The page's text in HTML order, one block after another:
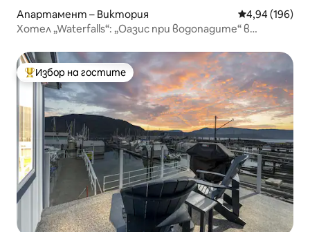
Апартамент – Виктория Средна
4,94 (196)
Хотел „Waterfalls“: „Оазис при водопадите“ в
Най-популярен избор на гостите
Избор на гостите